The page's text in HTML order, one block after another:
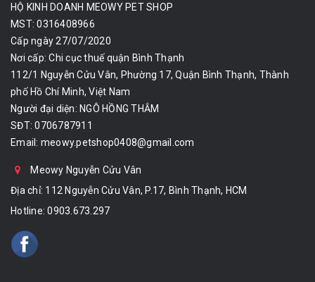
HỘ KINH DOANH MEOWY PET SHOP
MST: 0316408966
Cấp ngày 27/07/2020
Nơi cấp: Chi cục thuế quận Bình Thạnh
112/1 Nguyễn Cửu Vân, Phường 17, Quận Bình Thạnh, Thành
phố Hồ Chí Minh, Việt Nam
Người đại diện: NGÔ HỒNG THẮM
SĐT: 0706787911
Email: meowy.petshop0408@gmail.com
Meowy Nguyễn Cửu Vân
Địa chỉ: 112 Nguyễn Cửu Vân, P.17, Bình Thạnh, HCM
Hotline:0903.673.297